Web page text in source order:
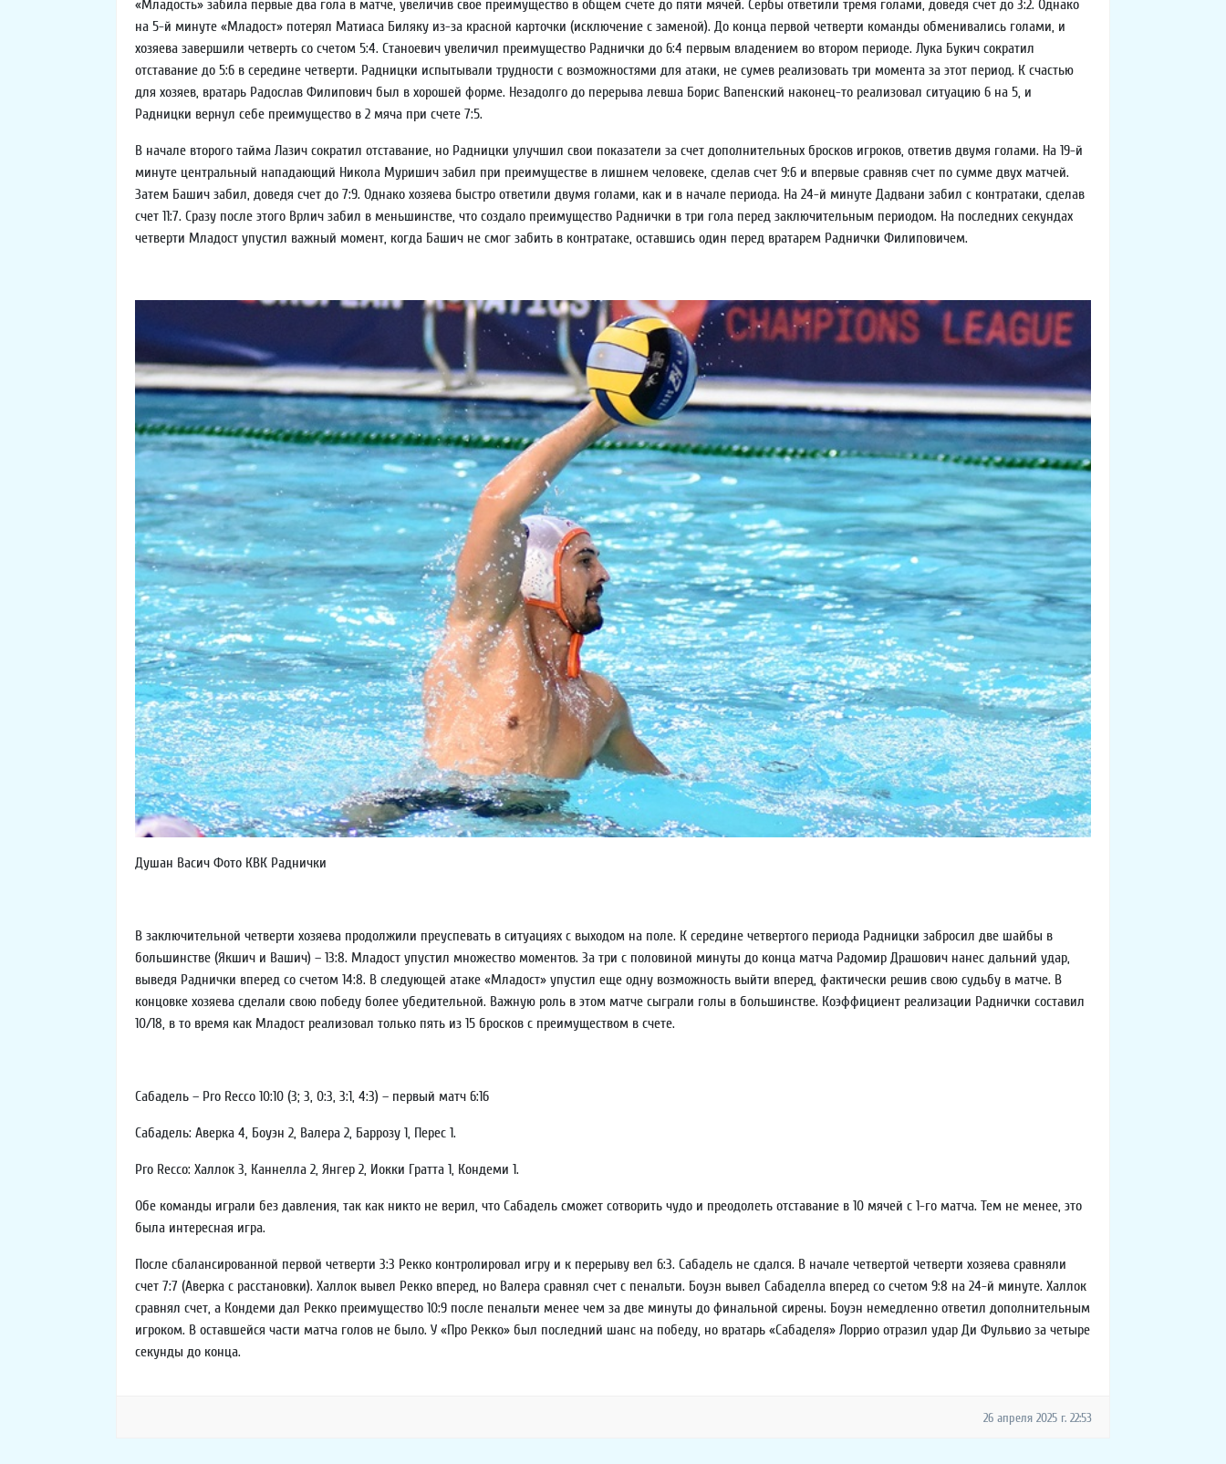
«Младость» забила первые два гола в матче, увеличив свое преимущество в общем счете до пяти мячей. Сербы ответили тремя голами, доведя счет до 3:2. Однако
на 5-й минуте «Младост» потерял Матиаса Биляку из-за красной карточки (исключение с заменой). До конца первой четверти команды обменивались голами, и
хозяева завершили четверть со счетом 5:4. Станоевич увеличил преимущество Раднички до 6:4 первым владением во втором периоде. Лука Букич сократил
отставание до 5:6 в середине четверти. Радницки испытывали трудности с возможностями для атаки, не сумев реализовать три момента за этот период. К счастью
для хозяев, вратарь Радослав Филипович был в хорошей форме. Незадолго до перерыва левша Борис Вапенский наконец-то реализовал ситуацию 6 на 5, и
Радницки вернул себе преимущество в 2 мяча при счете 7:5.
В начале второго тайма Лазич сократил отставание, но Радницки улучшил свои показатели за счет дополнительных бросков игроков, ответив двумя голами. На 19-й
минуте центральный нападающий Никола Муришич забил при преимуществе в лишнем человеке, сделав счет 9:6 и впервые сравняв счет по сумме двух матчей.
Затем Башич забил, доведя счет до 7:9. Однако хозяева быстро ответили двумя голами, как и в начале периода. На 24-й минуте Дадвани забил с контратаки, сделав
счет 11:7. Сразу после этого Врлич забил в меньшинстве, что создало преимущество Раднички в три гола перед заключительным периодом. На последних секундах
четверти Младост упустил важный момент, когда Башич не смог забить в контратаке, оставшись один перед вратарем Раднички Филиповичем.
Душан Васич Фото КВК Раднички
В заключительной четверти хозяева продолжили преуспевать в ситуациях с выходом на поле. К середине четвертого периода Радницки забросил две шайбы в
большинстве (Якшич и Вашич) – 13:8. Младост упустил множество моментов. За три с половиной минуты до конца матча Радомир Драшович нанес дальний удар,
выведя Раднички вперед со счетом 14:8. В следующей атаке «Младост» упустил еще одну возможность выйти вперед, фактически решив свою судьбу в матче. В
концовке хозяева сделали свою победу более убедительной. Важную роль в этом матче сыграли голы в большинстве. Коэффициент реализации Раднички составил
10/18, в то время как Младост реализовал только пять из 15 бросков с преимуществом в счете.
Сабадель – Pro Recco 10:10 (3; 3, 0:3, 3:1, 4:3) – первый матч 6:16
Сабадель: Аверка 4, Боуэн 2, Валера 2, Баррозу 1, Перес 1.
Pro Recco: Халлок 3, Каннелла 2, Янгер 2, Иокки Гратта 1, Кондеми 1.
Обе команды играли без давления, так как никто не верил, что Сабадель сможет сотворить чудо и преодолеть отставание в 10 мячей с 1-го матча. Тем не менее, это
была интересная игра.
После сбалансированной первой четверти 3:3 Рекко контролировал игру и к перерыву вел 6:3. Сабадель не сдался. В начале четвертой четверти хозяева сравняли
счет 7:7 (Аверка с расстановки). Халлок вывел Рекко вперед, но Валера сравнял счет с пенальти. Боуэн вывел Сабаделла вперед со счетом 9:8 на 24-й минуте. Халлок
сравнял счет, а Кондеми дал Рекко преимущество 10:9 после пенальти менее чем за две минуты до финальной сирены. Боуэн немедленно ответил дополнительным
игроком. В оставшейся части матча голов не было. У «Про Рекко» был последний шанс на победу, но вратарь «Сабаделя» Лоррио отразил удар Ди Фульвио за четыре
секунды до конца.
26 апреля 2025 г. 22:53